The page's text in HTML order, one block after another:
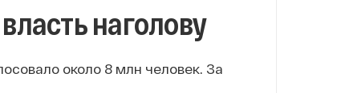
наголову
около 8 млн человек. За